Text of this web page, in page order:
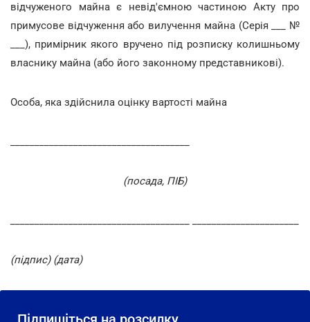
відчуженого майна є невід'ємною частиною Акту про
примусове відчуження або вилучення майна (Серія ___ №
___), примірник якого вручено під розписку колишньому
власнику майна (або його законному представникові).
Особа, яка здійснила оцінку вартості майна
(посада, ПІБ)
(підпис) (дата)